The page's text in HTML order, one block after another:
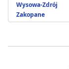
Wysowa-Zdrój
Zakopane